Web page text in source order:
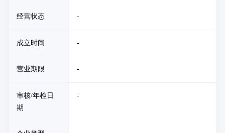
经营状态 -
成立时间 -
营业期限 -
审核/年检日
期
-